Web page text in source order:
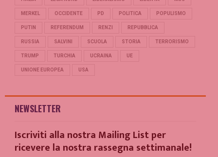
MERKEL OCCIDENTE PD POLITICA POPULISMO
PUTIN REFERENDUM RENZI REPUBBLICA
RUSSIA SALVINI SCUOLA STORIA TERRORISMO
TRUMP TURCHIA UCRAINA UE
UNIONE EUROPEA USA
NEWSLETTER
Iscriviti alla nostra Mailing List per
ricevere la nostra rassegna settimanale!